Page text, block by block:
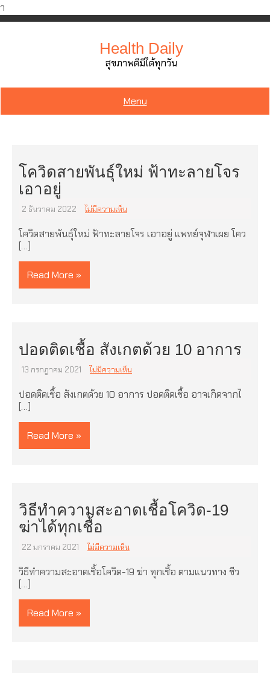
ำ
Skip
Health Daily
สุขภาพดีมีได้ทุกวัน
Menu
โควิดสายพันธุ์ใหม่ ฟ้าทะลายโจร
เอาอยู่
2 ธันวาคม 2022 ไม่มีความเห็น
โควิดสายพันธุ์ใหม่ ฟ้าทะลายโจร เอาอยู่ แพทย์จุฬาเผย โคว
[…]
Read More »
ปอดติดเชื้อ สังเกตด้วย 10 อาการ
13 กรกฎาคม 2021 ไม่มีความเห็น
ปอดติดเชื้อ สังเกตด้วย 10 อาการ ปอดติดเชื้อ อาจเกิดจากไ
[…]
Read More »
วิธีทำความสะอาดเชื้อโควิด-19
ฆ่าได้ทุกเชื้อ
22 มกราคม 2021 ไม่มีความเห็น
วิธีทำความสะอาดเชื้อโควิด-19 ฆ่า ทุกเชื้อ ตามแนวทาง ชีว
[…]
Read More »